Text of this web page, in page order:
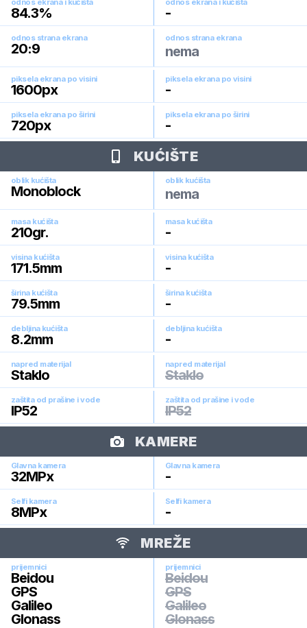
odnos ekrana i kućišta
84.3%
odnos ekrana i kućišta
-
odnos strana ekrana
20:9
odnos strana ekrana
nema
piksela ekrana po visini
1600px
piksela ekrana po visini
-
piksela ekrana po širini
720px
piksela ekrana po širini
-
KUĆIŠTE
oblik kućišta
Monoblock
oblik kućišta
nema
masa kućišta
210gr.
masa kućišta
-
visina kućišta
171.5mm
visina kućišta
-
širina kućišta
79.5mm
širina kućišta
-
debljina kućišta
8.2mm
debljina kućišta
-
napred materijal
Staklo
napred materijal
Staklo
zaštita od prašine i vode
IP52
zaštita od prašine i vode
IP52
KAMERE
Glavna kamera
32MPx
Glavna kamera
-
Selfi kamera
8MPx
Selfi kamera
-
MREŽE
prijemnici
Beidou
GPS
Galileo
Glonass
prijemnici
Beidou
GPS
Galileo
Glonass